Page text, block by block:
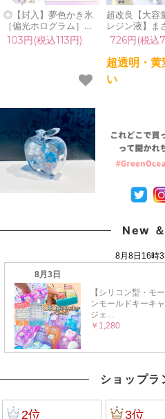
◎【封入】夢色かき氷
［偏光ホログラム］ま
るで氷のような…美し
くも優しい煌めき♪《選
イル用品,ネイルパーツ,
103円(税込113円)
超改良【大容
レジン液】ま
ver.03 超透明
者 作家 コー
ハード 黄変し
質 クリア 猫
液 安い おすす
726円(税込
超透明・黄
い
New
ショップラ